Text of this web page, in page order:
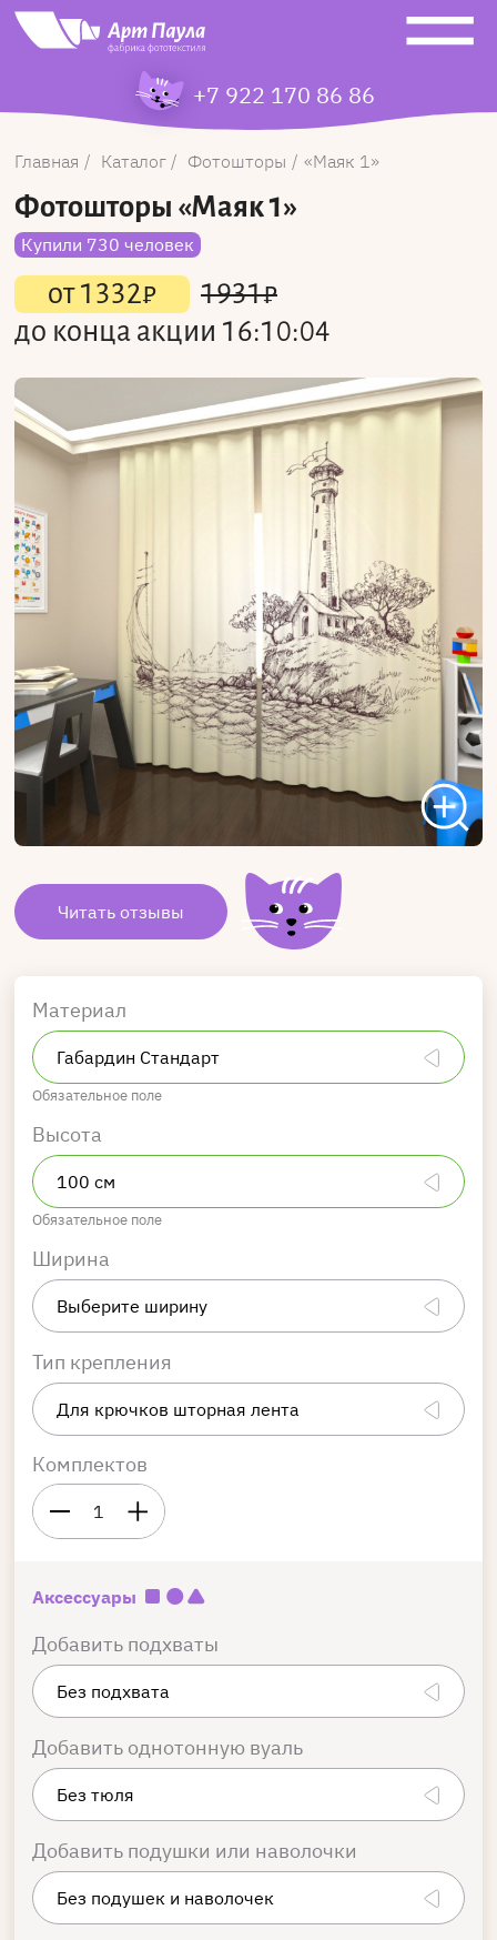
+7 922 170 86 86
Главная Каталог Фотошторы Маяк 1
Фотошторы «Маяк 1»
Купили 730 человек
от1332₽ 1931₽
до конца акции 16:10:04
Читать отзывы
Материал
Обязательное поле
Высота
Обязательное поле
Ширина
Тип крепления
Комплектов
1
Аксессуары
Добавить подхваты
Добавить однотонную вуаль
Добавить подушки или наволочки